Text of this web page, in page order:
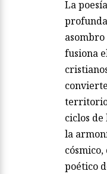
La
fusiona
territorio
ciclos
la
poético